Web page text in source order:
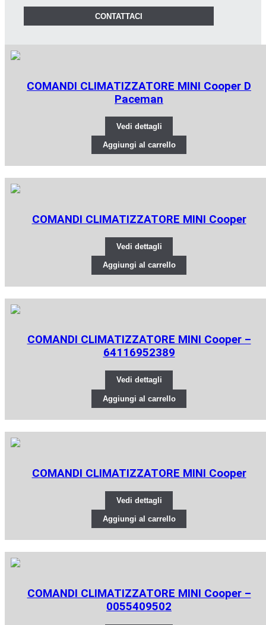
CONTATTACI
COMANDI CLIMATIZZATORE MINI Cooper D
Paceman
Vedi dettagli
Aggiungi al carrello
COMANDI CLIMATIZZATORE MINI Cooper
Vedi dettagli
Aggiungi al carrello
COMANDI CLIMATIZZATORE MINI Cooper –
64116952389
Vedi dettagli
Aggiungi al carrello
COMANDI CLIMATIZZATORE MINI Cooper
Vedi dettagli
Aggiungi al carrello
COMANDI CLIMATIZZATORE MINI Cooper –
0055409502